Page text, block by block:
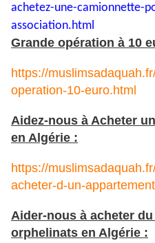
achetez-une-camionnette-
association.html
Grande opération à 10
https://
operation-10-euro.html
Aidez-nous à Acheter
en Algérie :
https://
acheter-d-un-
Aider-nous à acheter
orphelinats en Algérie :